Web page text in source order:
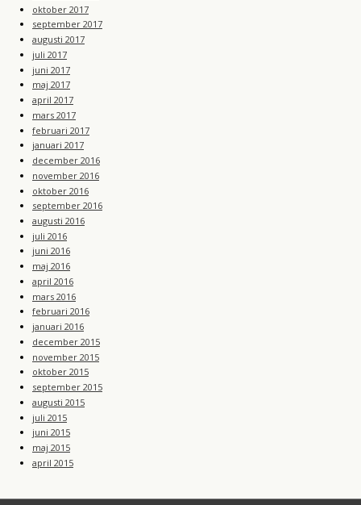
oktober 2017
september 2017
augusti 2017
juli 2017
juni 2017
maj 2017
april 2017
mars 2017
februari 2017
januari 2017
december 2016
november 2016
oktober 2016
september 2016
augusti 2016
juli 2016
juni 2016
maj 2016
april 2016
mars 2016
februari 2016
januari 2016
december 2015
november 2015
oktober 2015
september 2015
augusti 2015
juli 2015
juni 2015
maj 2015
april 2015